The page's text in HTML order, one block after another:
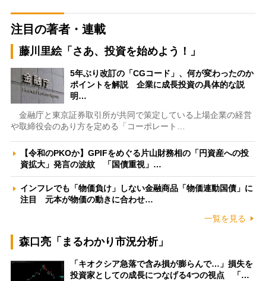
注目の著者・連載
藤川里絵「さあ、投資を始めよう！」
5年ぶり改訂の「CGコード」、何が変わったのか
ポイントを解説 企業に成長投資の具体的な説
明…
金融庁と東京証券取引所が共同で策定している上場企業の経営
や取締役会のあり方を定める「コーポレート…
【令和のPKOか】GPIFをめぐる片山財務相の「円資産への投
資拡大」発言の波紋 「国債重視」…
インフレでも「物価負け」しない金融商品「物価連動国債」に
注目 元本が物価の動きに合わせ…
一覧を見る
森口亮「まるわかり市況分析」
「キオクシア急落で含み損が膨らんで…」損失を
投資家としての成長につなげる4つの視点 「…